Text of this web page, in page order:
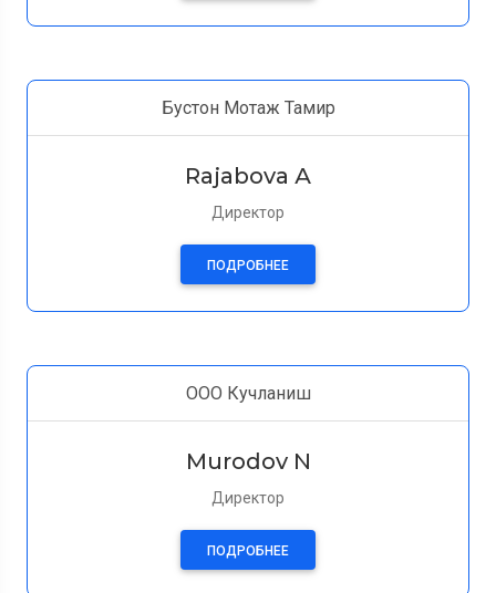
Бустон Мотаж Тамир
Rajabova А
Директор
ПОДРОБНЕЕ
ООО Кучланиш
Murodov N
Директор
ПОДРОБНЕЕ